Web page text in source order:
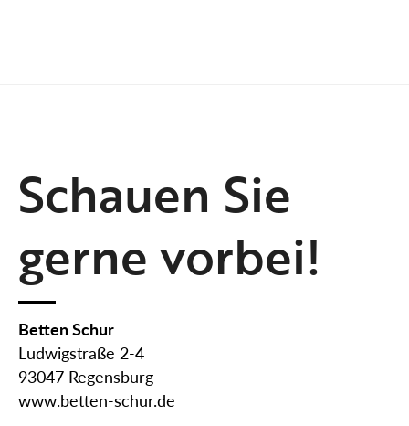
Schauen Sie
gerne vorbei!
Betten Schur
Ludwigstraße 2-4
93047 Regensburg
www.betten-schur.de